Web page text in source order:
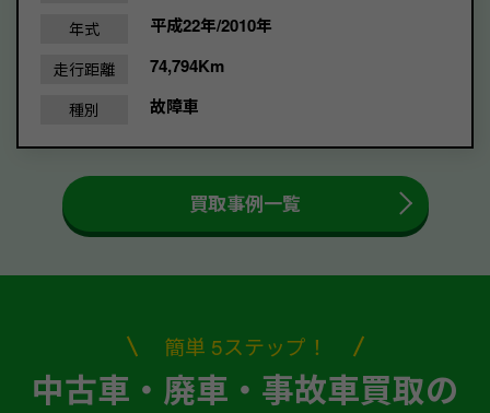
年式 平成22年/2010年
走行距離 74,794Km
種別 故障車
買取事例一覧
簡単 5ステップ！
中古車・廃車・事故車買取の